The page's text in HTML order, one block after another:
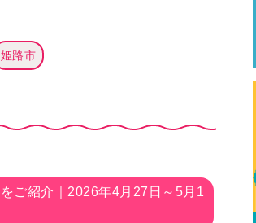
姫路市
ご紹介｜2026年4月27日～5月1